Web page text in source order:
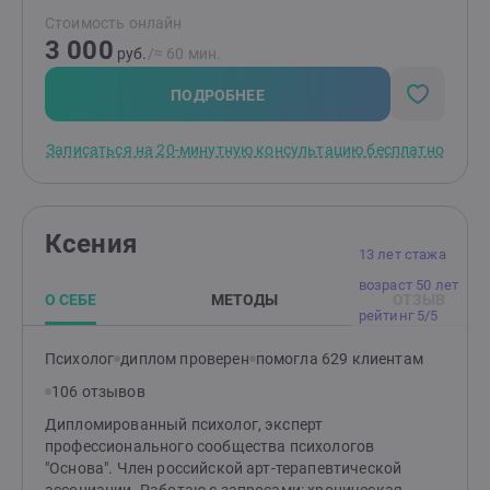
Стоимость онлайн
3 000 руб. /≈ 60 мин.
ПОДРОБНЕЕ
Записаться на 20-минутную консультацию бесплатно
13 лет стажа
возраст 50 лет
рейтинг 5/5
Ксения
О СЕБЕ МЕТОДЫ
Психолог диплом проверен помогла 629 клиентам
106 отзывов
Дипломированный психолог, эксперт
профессионального сообщества психологов
"Основа". Член российской арт-терапевтической